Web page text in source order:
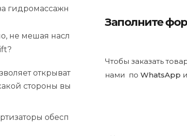
гидромассажн
не мешая насл
открыват
стороны вы
обесп
Заполните
Чтобы заказать
нами по WhatsApp